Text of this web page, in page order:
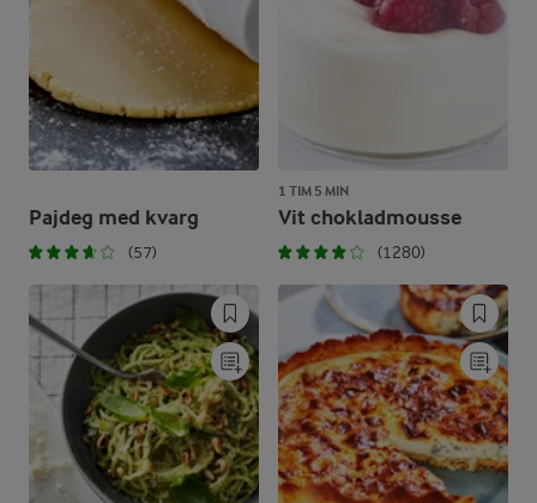
Pajdeg med kvarg
(57)
1 TIM 5 MIN
Vit chokladmousse
(1280)